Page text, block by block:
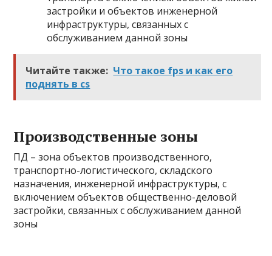
застройки и объектов инженерной
инфраструктуры, связанных с
обслуживанием данной зоны
Читайте также: Что такое fps и как его
поднять в cs
Производственные зоны
ПД – зона объектов производственного,
транспортно-логистического, складского
назначения, инженерной инфраструктуры, с
включением объектов общественно-деловой
застройки, связанных с обслуживанием данной
зоны